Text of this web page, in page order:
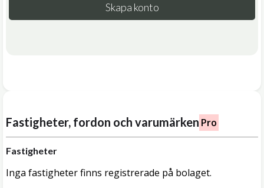
Skapa konto
Fastigheter, fordon och varumärken Pro
Fastigheter
Inga fastigheter finns registrerade på bolaget.